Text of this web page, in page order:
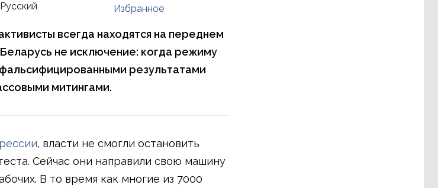
Избранное
Русский
всегда находятся на переднем
не исключение: когда режиму
результатами
митингами.
, власти не смогли остановить
Сейчас они направили свою машину
В то время как многие из 7000